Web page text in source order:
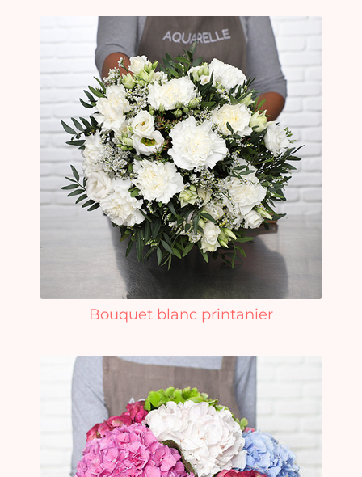
Bouquet blanc printanier